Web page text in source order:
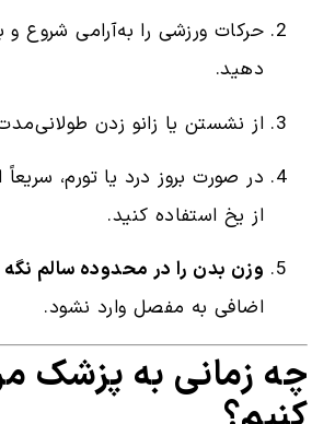
حرکات ورزشی را به‌آرامی شروع
دهید.
از نشستن یا زانو زدن
در صورت بروز درد یا تورم،
از یخ استفاده کنید.
وزن بدن را در محدوده سالم نگه
اضافی به مفصل وارد نشود.
چه زمانی به پزشک